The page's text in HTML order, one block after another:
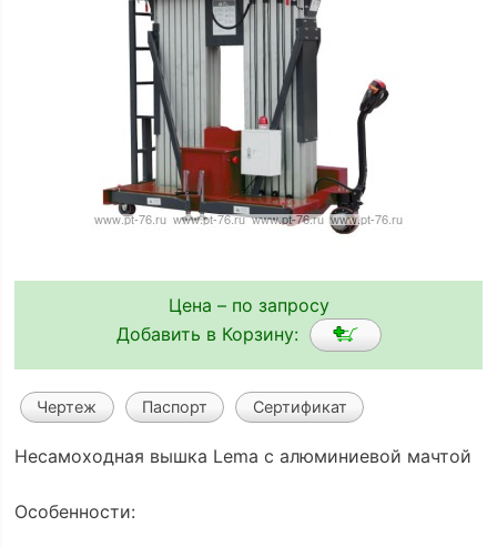
Цена – по запросу
Добавить в Корзину:
Чертеж Паспорт Сертификат
Несамоходная вышка Lema с алюминиевой мачтой
Особенности: